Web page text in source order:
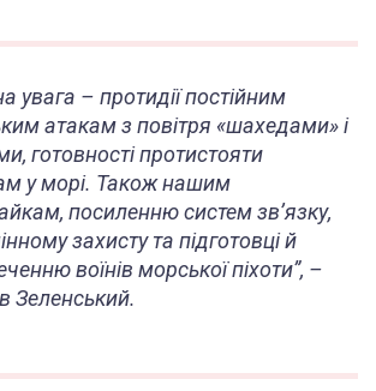
увага – протидії постійним
атакам з повітря «шахедами» і
готовності протистояти
у морі. Також нашим
посиленню систем звʼязку,
захисту та підготовці й
воїнів морської піхоти”, –
Зеленський.